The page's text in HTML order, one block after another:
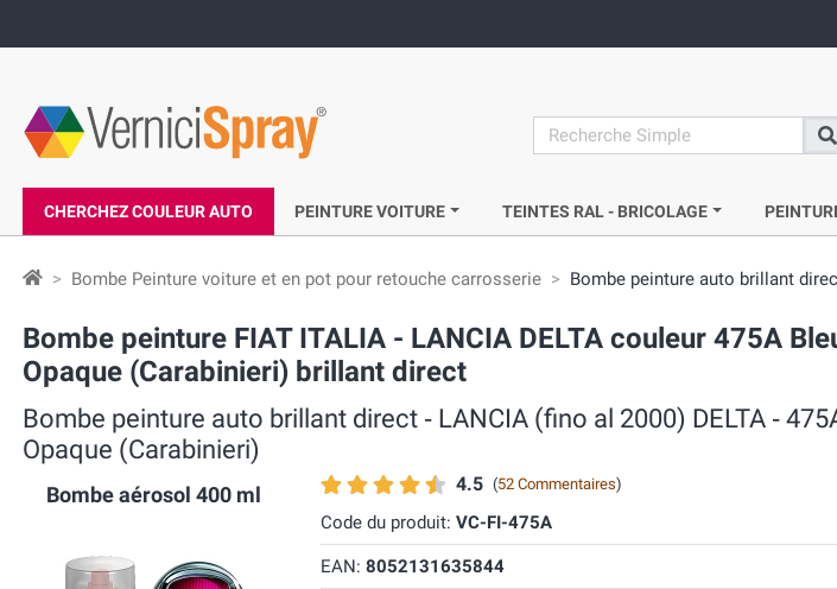
search
CHERCHEZ COULEUR AUTO PEINTURE VOITURE TEINTES RAL - BRICOLAGE
Bombe Peinture voiture et en pot pour retouche carrosserie Bombe peinture auto brillant
Bombe peinture FIAT ITALIA - LANCIA DELTA couleur 475A
Opaque (Carabinieri) brillant direct
Bombe peinture auto brillant direct ‐ LANCIA (fino al 2000) DELTA ‐
Opaque (Carabinieri)
Bombe aérosol 400 ml 4.5 (52 Commentaires)
Code du produit: VC-FI-475A
EAN: 8052131635844